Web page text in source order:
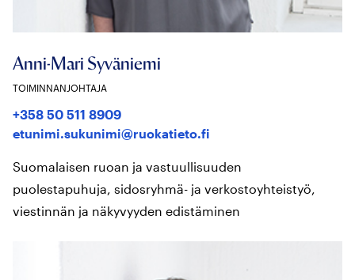
Anni-Mari Syväniemi
TOIMINNANJOHTAJA
+358 50 511 8909
etunimi.sukunimi@ruokatieto.fi
Suomalaisen ruoan ja vastuullisuuden
puolestapuhuja, sidosryhmä- ja verkostoyhteistyö,
viestinnän ja näkyvyyden edistäminen